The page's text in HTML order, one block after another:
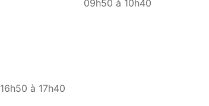
09h50 à 10h40
16h50 à 17h40